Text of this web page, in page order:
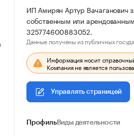
ИП Амирян Артур Вачаганович
собственным или
325774600883052.
Данные получены из публичных
Информация носит
Компания не является
Управлять страницей
ПрофильВиды деятельности